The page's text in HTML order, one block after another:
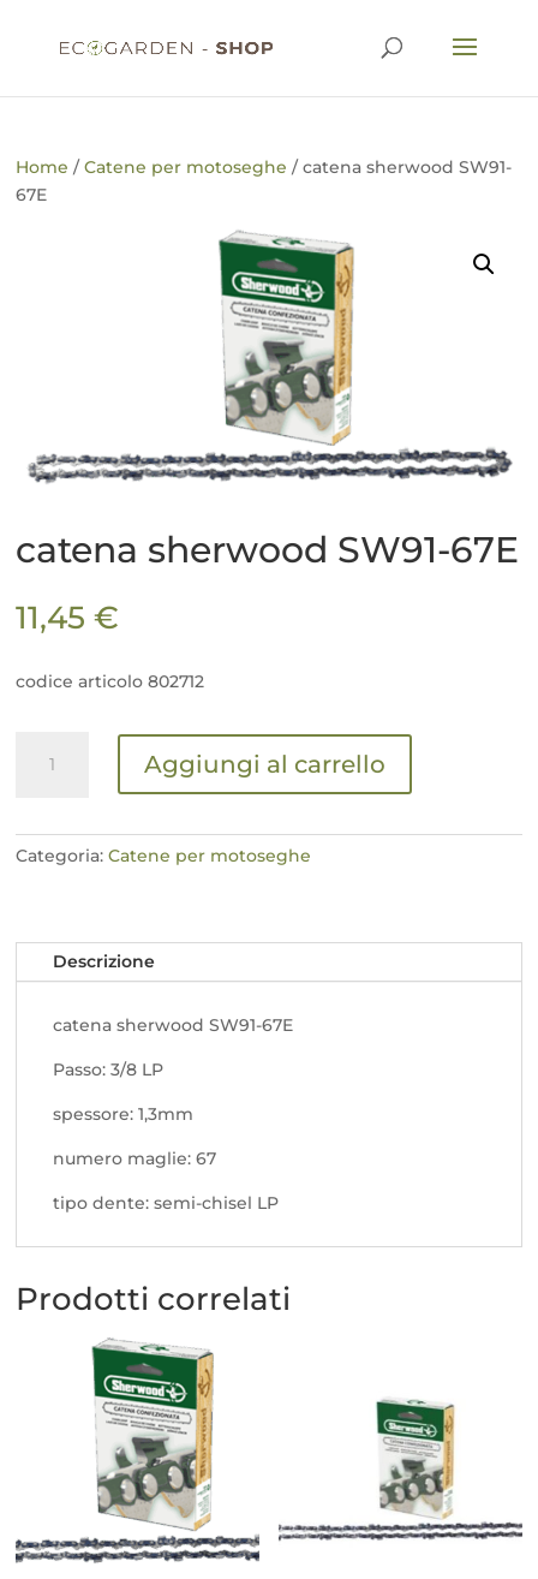
Home /Catene per motoseghe / catena sherwood SW91-
67E
catena sherwood SW91-67E
11,45€
codice articolo 802712
sherwood
quantità
Aggiungi al carrello
Categoria:Catene per motoseghe
Descrizione
catena sherwood SW91-67E
Passo: 3/8 LP
spessore: 1,3mm
numero maglie: 67
tipo dente: semi-chisel LP
Prodotti correlati